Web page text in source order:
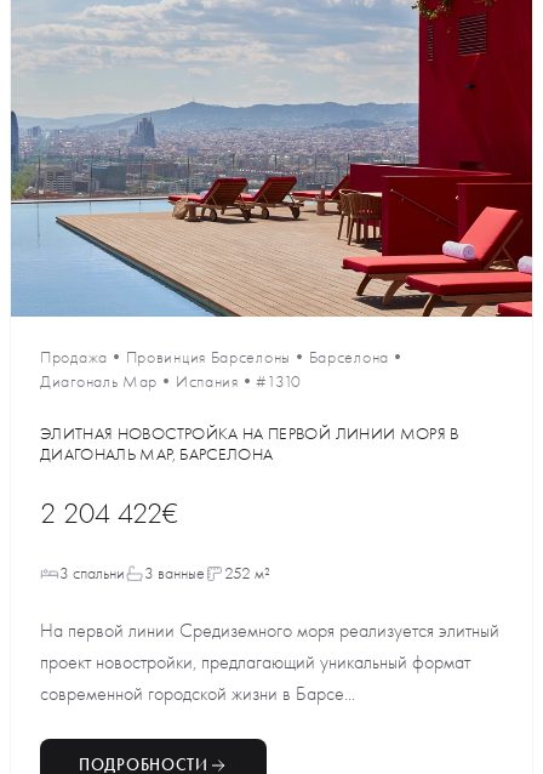
Продажа • Провинция Барселоны • Барселона •
Диагональ Мар • Испания •#1310
ЭЛИТНАЯ НОВОСТРОЙКА НА ПЕРВОЙ ЛИНИИ МОРЯ В
ДИАГОНАЛЬ МАР, БАРСЕЛОНА
2 204 422€
3 спальни 3 ванные 252 м²
На первой линии Средиземного моря реализуется элитный
проект новостройки, предлагающий уникальный формат
современной городской жизни в Барсе...
ПОДРОБНОСТИ